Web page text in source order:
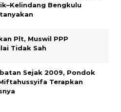
Bengkulu
Plt, Muswil PPP
Tidak Sah
Sejak 2009, Pondok
Terapkan